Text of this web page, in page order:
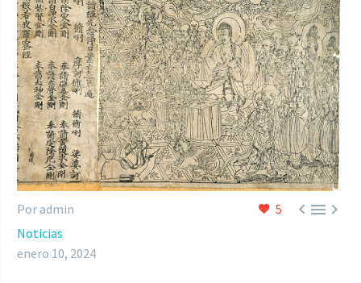
5 
Por admin
Noticias
enero 10, 2024